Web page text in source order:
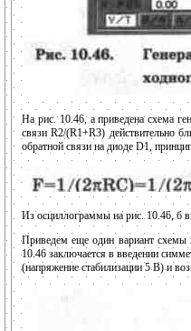
На рис. 10.46, а приведена схема
связи R2/(R1+R3) действительно
обратной связи на диоде D1,
Из осциллограммы на рис. 10.46, б
Приведем еще один вариант схемы
10.46 заключается в введении
(напряжение стабилизации 5 В) и